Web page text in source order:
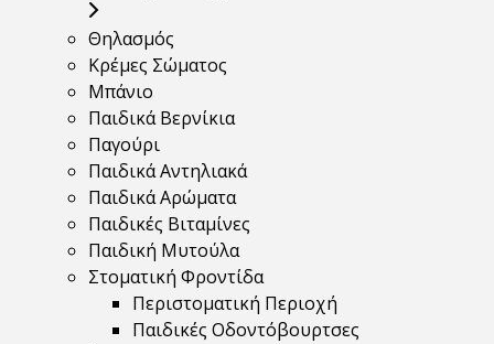
Θηλασμός
Κρέμες Σώματος
Μπάνιο
Παιδικά Βερνίκια
Παγούρι
Παιδικά Αντηλιακά
Παιδικά Αρώματα
Παιδικές Βιταμίνες
Παιδική Μυτούλα
Στοματική Φροντίδα
Περιστοματική Περιοχή
Παιδικές Οδοντόβουρτσες